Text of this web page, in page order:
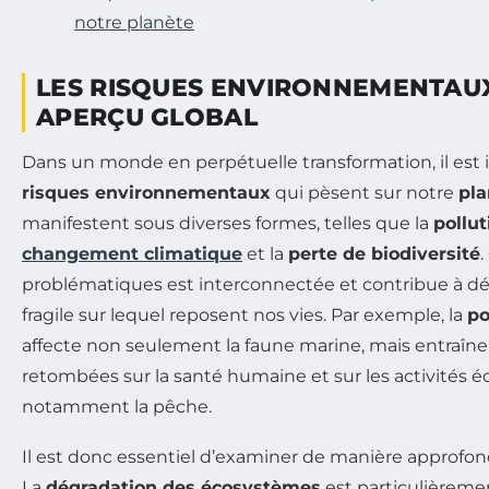
notre planète
LES RISQUES
APERÇU GLOBAL
Dans un monde en perpétuelle transformation, il est
risques environnementaux qui pèsent sur notre
manifestent sous diverses formes, telles que la
changement climatique et la perte de biodiversité
problématiques est interconnectée et contribue à
fragile sur lequel reposent nos vies. Par exemple, la
affecte non seulement la faune marine, mais
retombées sur la santé humaine et sur les activités
notamment la pêche.
Il est donc essentiel d’examiner de manière